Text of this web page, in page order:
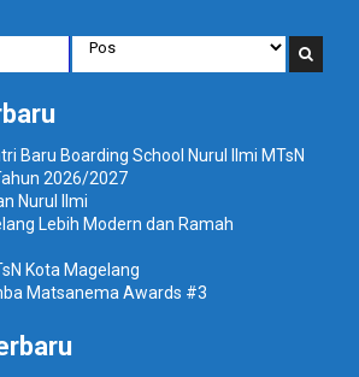
Baru Boarding School Nurul Ilmi MTsN
2026/2027
Nurul Ilmi
Lebih Modern dan Ramah
Kota Magelang
Matsanema Awards #3